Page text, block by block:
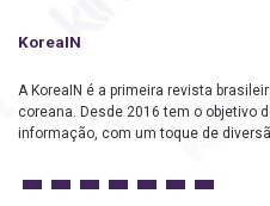
KoreaIN
A KoreaIN é a primeira revista
coreana. Desde 2016 tem o objetivo
informação, com um toque de